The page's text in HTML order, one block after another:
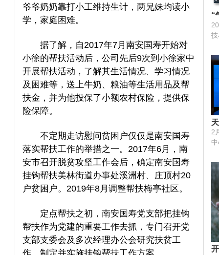
爷爷奶奶靠打小工维持生计，两兄妹均读小
学，家庭困难。
据了解，自2017年7月南安国寿开始对
小徐的帮扶活动后，公司先后9次到小徐家中
开展帮扶活动，了解其生活情况、学习情况
及困难等，送上牛奶、粮油等生活用品及帮
扶金，并为他投保了小额农村保险，提供保
险保障。
不定期走访慰问贫困户仅仅是南安国寿
落实帮扶工作的举措之一。2017年6月，南
安市召开脱贫攻坚工作会后，确定南安国寿
挂钩帮扶美林街道办事处溪洲村、庄顶村20
户贫困户。2019年8月调整帮扶梅亭社区。
定点帮扶之初，南安国寿党支部把挂钩
帮扶作为党建的重要工作去抓，专门召开党
支部支委会及多次经理办公会研究扶贫工
“
→
2